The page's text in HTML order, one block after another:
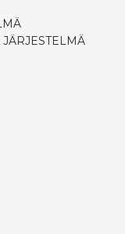
JÄRJESTELMÄ